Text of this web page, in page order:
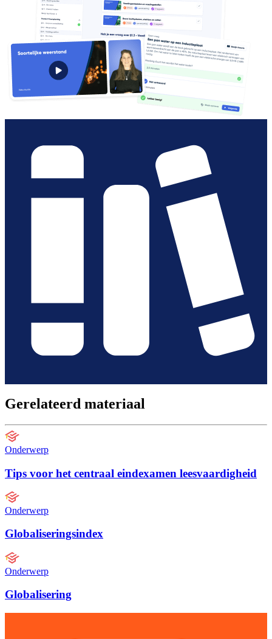
Gerelateerd materiaal
Onderwerp
Tips voor het centraal eindexamen leesvaardigheid
Onderwerp
Globaliseringsindex
Onderwerp
Globalisering